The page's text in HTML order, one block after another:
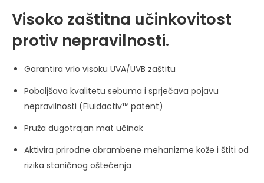
Visoko zaštitna učinkovitost
protiv nepravilnosti.
Garantira vrlo visoku UVA/UVB zaštitu
Poboljšava kvalitetu sebuma i sprječava pojavu
nepravilnosti (Fluidactiv™ patent)
Pruža dugotrajan mat učinak
Aktivira prirodne obrambene mehanizme kože i štiti od
rizika staničnog oštećenja